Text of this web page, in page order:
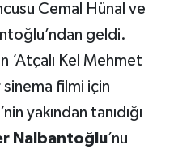
Cemal Hünal ve
geldi.
‘Atçalı Kel Mehmet
sinema filmi için
yakından tanıdığı
Nalbantoğlu’nu